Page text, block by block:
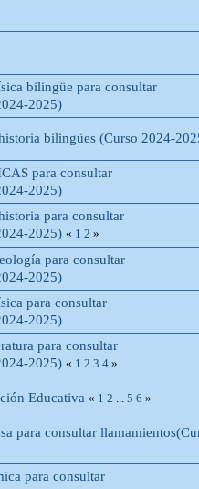
bilingüe para consultar
2025)
bilingües (Curso 2024-
para consultar
2025)
para consultar
2025) « 1 2 »
para consultar
2025)
para consultar
2025)
para consultar
2025) « 1 2 3 4 »
Educativa « 1 2 ... 5 6 »
para consultar
para consultar